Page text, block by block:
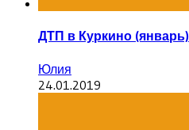
ДТП в Куркино (январь)
Юлия
24.01.2019